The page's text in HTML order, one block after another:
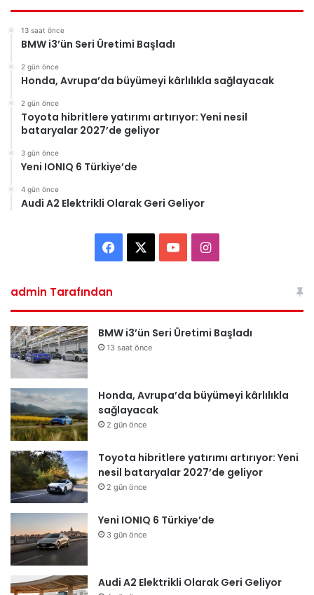
13 saat önce
BMW i3’ün Seri Üretimi Başladı
2 gün önce
Honda, Avrupa’da büyümeyi kârlılıkla sağlayacak
2 gün önce
Toyota hibritlere yatırımı artırıyor: Yeni nesil
bataryalar 2027’de geliyor
3 gün önce
Yeni IONIQ 6 Türkiye’de
4 gün önce
Audi A2 Elektrikli Olarak Geri Geliyor
Facebook YouTubeInstagram
admin Tarafından
BMW i3’ün Seri Üretimi Başladı
13 saat önce
Honda, Avrupa’da büyümeyi kârlılıkla
sağlayacak
2 gün önce
Toyota hibritlere yatırımı artırıyor: Yeni
nesil bataryalar 2027’de geliyor
2 gün önce
Yeni IONIQ 6 Türkiye’de
3 gün önce
Audi A2 Elektrikli Olarak Geri Geliyor